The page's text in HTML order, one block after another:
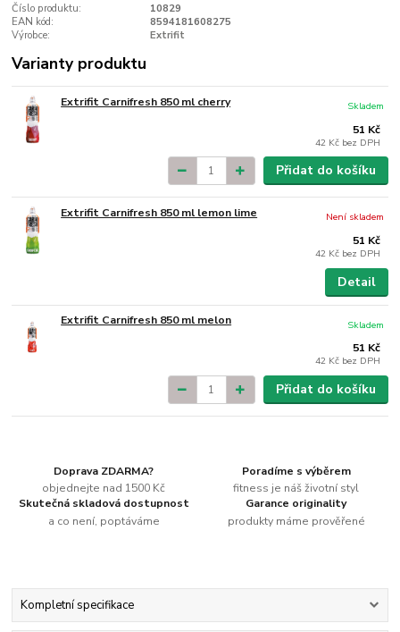
Číslo produktu:
10829
EAN kód:
8594181608275
Výrobce:
Extrifit
Varianty produktu
Extrifit Carnifresh 850 ml cherry
51 Kč
42 Kč bez DPH
Skladem
Přidat do košíku
Extrifit Carnifresh 850 ml lemon lime
51 Kč
42 Kč bez DPH
Není skladem
Detail
Extrifit Carnifresh 850 ml melon
51 Kč
42 Kč bez DPH
Skladem
Přidat do košíku
Doprava ZDARMA?
objednejte nad 1500 Kč
Poradíme s výběrem
fitness je náš životní styl
Skutečná skladová dostupnost
a co není, poptáváme
Garance originality
produkty máme prověřené
Kompletní specifikace